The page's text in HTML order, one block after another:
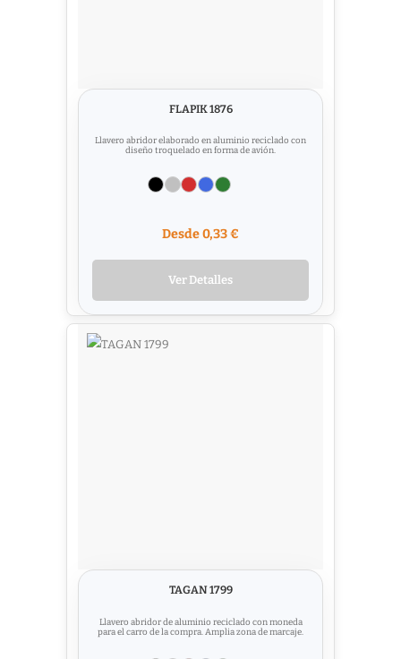
FLAPIK 1876
Llavero abridor elaborado en aluminio reciclado con
diseño troquelado en forma de avión.
Desde 0,33 €
Ver Detalles
TAGAN 1799
Llavero abridor de aluminio reciclado con moneda
para el carro de la compra. Amplia zona de marcaje.